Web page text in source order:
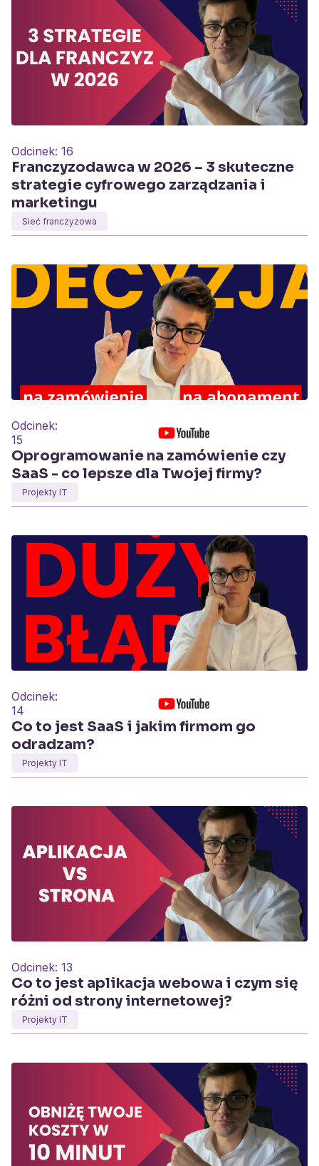
Odcinek: 16
Franczyzodawca w 2026 – 3 skuteczne
strategie cyfrowego zarządzania i
marketingu
Sieć franczyzowa
Odcinek:
15
Oprogramowanie na zamówienie czy
SaaS - co lepsze dla Twojej firmy?
Projekty IT
Odcinek:
14
Co to jest SaaS i jakim firmom go
odradzam?
Projekty IT
Odcinek: 13
Co to jest aplikacja webowa i czym się
różni od strony internetowej?
Projekty IT